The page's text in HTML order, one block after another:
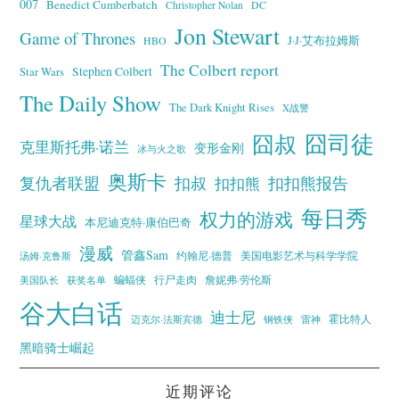
007 Benedict Cumberbatch Christopher Nolan DC
Game of Thrones HBO Jon Stewart J·J·艾布拉姆斯
Star Wars Stephen Colbert The Colbert report
The Daily Show The Dark Knight Rises X战警
克里斯托弗·诺兰 冰与火之歌 变形金刚 囧叔 囧司徒
复仇者联盟 奥斯卡 扣叔 扣扣熊 扣扣熊报告
星球大战 本尼迪克特·康伯巴奇 权力的游戏 每日秀
汤姆·克鲁斯 漫威 管鑫Sam 约翰尼·德普
美国电影艺术与科学学院
美国队长
获奖名单 蝙蝠侠 行尸走肉 詹妮弗·劳伦斯
谷大白话 迈克尔·法斯宾德 迪士尼 钢铁侠 雷神 霍比特人
黑暗骑士崛起
近期评论